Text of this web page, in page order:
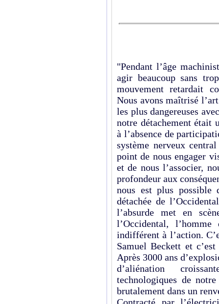
"Pendant l’âge
agir beaucoup sans
mouvement retardait
Nous avons maîtrisé
les plus dangereuses
notre détachement était
à l’absence de
système nerveux
point de nous engager
et de nous l’associer,
profondeur aux
nous est plus possible
détachée de
l’absurde met en
l’Occidental,
indifférent à l’action.
Samuel Beckett et
Après 3000 ans
d’aliénation
technologiques de
brutalement dans un